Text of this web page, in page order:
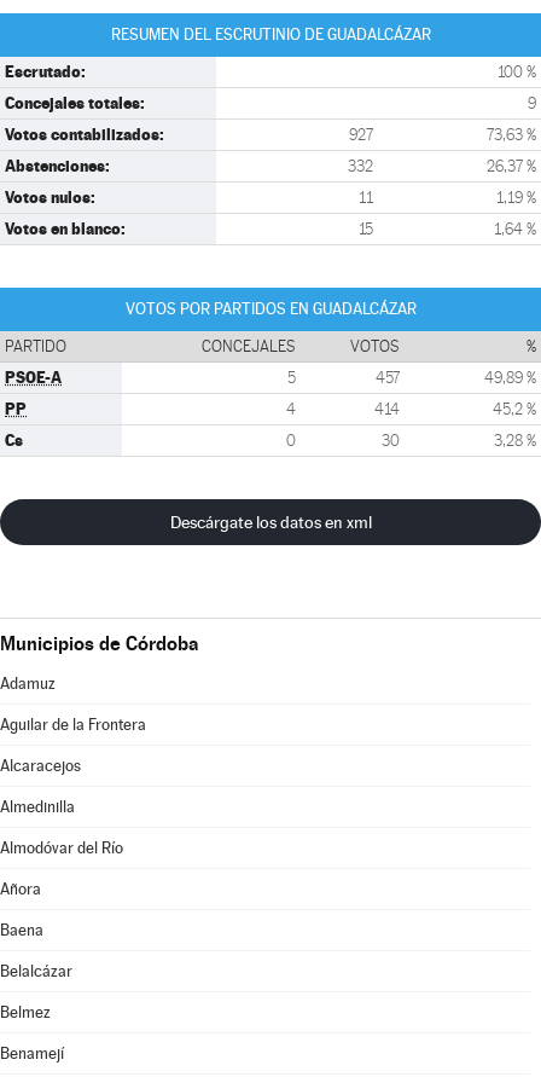
RESUMEN DEL ESCRUTINIO DE GUADALCÁZAR
Escrutado: 100 %
Concejales totales: 9
Votos contabilizados: 927 73,63 %
Abstenciones: 332 26,37 %
Votos nulos: 11 1,19 %
Votos en blanco: 15 1,64 %
VOTOS POR PARTIDOS EN GUADALCÁZAR
PARTIDO CONCEJALES VOTOS %
PSOE-A 5 457 49,89 %
PP 4 414 45,2 %
Cs 0 30 3,28 %
Descárgate los datos en xml
Municipios de Córdoba
Adamuz
Aguilar de la Frontera
Alcaracejos
Almedinilla
Almodóvar del Río
Añora
Baena
Belalcázar
Belmez
Benamejí